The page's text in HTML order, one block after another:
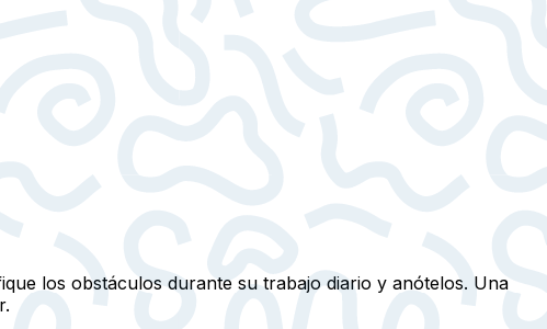
los obstáculos durante su trabajo diario y anótelos. Una